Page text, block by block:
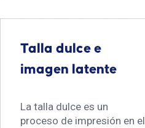
Talla dulce e
imagen latente
La talla dulce es un
proceso de impresión en el